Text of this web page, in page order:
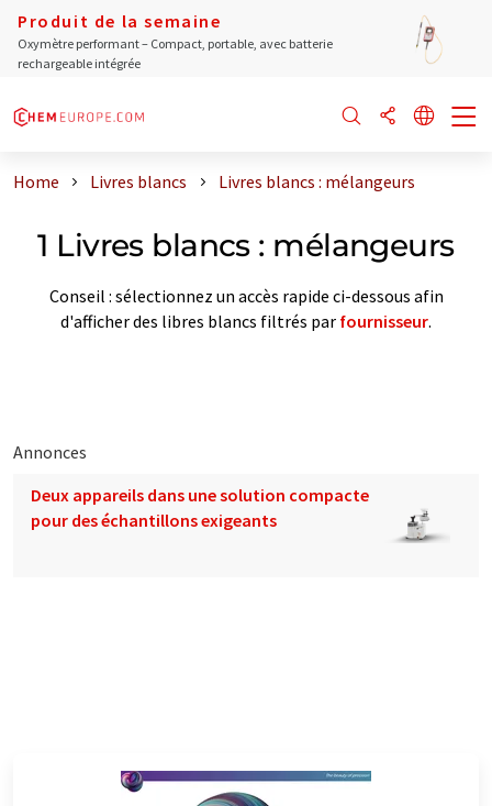
Produit de la semaine
Oxymètre performant – Compact, portable, avec batterie
rechargeable intégrée
Home Livres blancs Livres blancs : mélangeurs
1 Livres blancs : mélangeurs
Conseil : sélectionnez un accès rapide ci-dessous afin
d'afficher des libres blancs filtrés par fournisseur.
Annonces
Deux appareils dans une solution compacte
pour des échantillons exigeants